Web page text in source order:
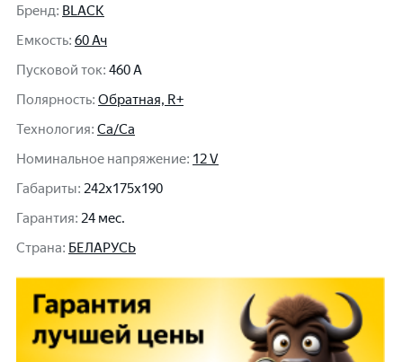
Бренд: BLACK
Емкость: 60 Ач
Пусковой ток: 460 A
Полярность: Обратная, R+
Технология: Ca/Ca
Номинальное напряжение: 12 V
Габариты: 242x175x190
Гарантия: 24 мес.
Cтрана: БЕЛАРУСЬ